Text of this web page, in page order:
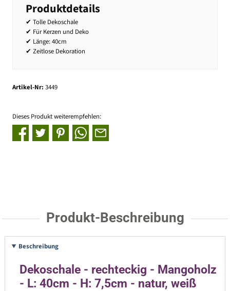
Produktdetails
✔ Tolle Dekoschale
✔ Für Kerzen und Deko
✔ Länge: 40cm
✔ Zeitlose Dekoration
Artikel-Nr: 3449
Dieses Produkt weiterempfehlen:
Produkt-Beschreibung
Beschreibung
Dekoschale - rechteckig - Mangoholz
- L: 40cm - H: 7,5cm - natur, weiß